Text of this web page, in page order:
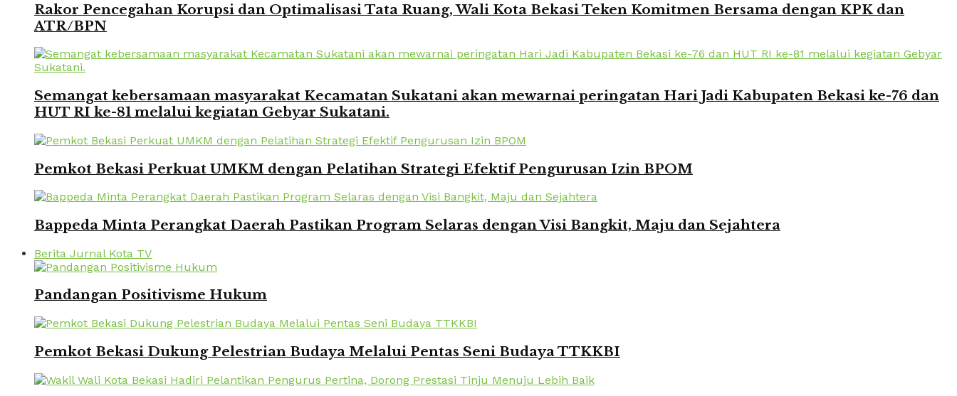
Rakor Pencegahan Korupsi dan Optimalisasi Tata Ruang, Wali Kota Bekasi Teken Komitmen Bersama dengan KPK dan
ATR/BPN
Semangat kebersamaan masyarakat Kecamatan Sukatani akan mewarnai peringatan Hari Jadi Kabupaten Bekasi ke-76 dan
HUT RI ke-81 melalui kegiatan Gebyar Sukatani.
Pemkot Bekasi Perkuat UMKM dengan Pelatihan Strategi Efektif Pengurusan Izin BPOM
Bappeda Minta Perangkat Daerah Pastikan Program Selaras dengan Visi Bangkit, Maju dan Sejahtera
Berita Jurnal Kota TV
Pandangan Positivisme Hukum
Pemkot Bekasi Dukung Pelestrian Budaya Melalui Pentas Seni Budaya TTKKBI